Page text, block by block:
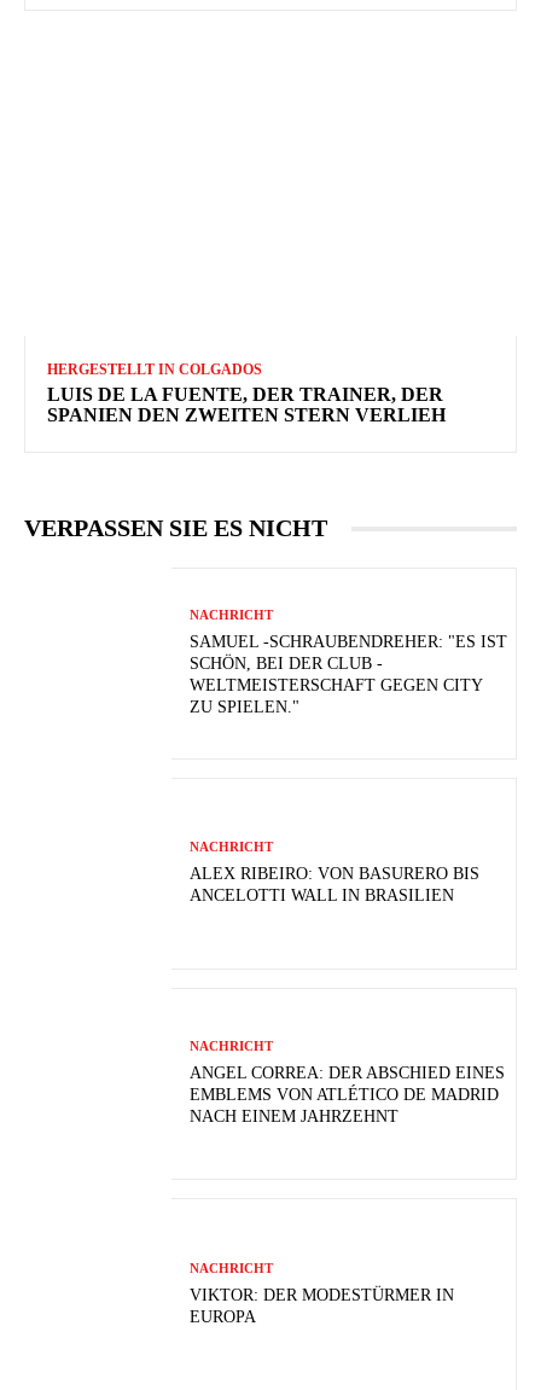
HERGESTELLT IN COLGADOS
LUIS DE LA FUENTE, DER TRAINER, DER
SPANIEN DEN ZWEITEN STERN VERLIEH
VERPASSEN SIE ES NICHT
NACHRICHT
SAMUEL -SCHRAUBENDREHER: "ES IST
SCHÖN, BEI DER CLUB -
WELTMEISTERSCHAFT GEGEN CITY
ZU SPIELEN."
NACHRICHT
ALEX RIBEIRO: VON BASURERO BIS
ANCELOTTI WALL IN BRASILIEN
NACHRICHT
ANGEL CORREA: DER ABSCHIED EINES
EMBLEMS VON ATLÉTICO DE MADRID
NACH EINEM JAHRZEHNT
NACHRICHT
VIKTOR: DER MODESTÜRMER IN
EUROPA